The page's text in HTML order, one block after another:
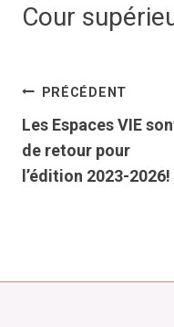
Cour
Navigation
de
l’article
PRÉCÉDENT
Les Espaces VIE
de retour pour
l’édition 2023-2026!